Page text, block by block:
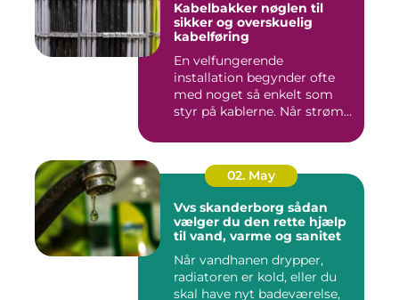
Kabelbakker nøglen til
sikker og overskuelig
kabelføring
En velfungerende
installation begynder ofte
med noget så enkelt som
styr på kablerne. Når strøm-,
02. May
Vvs skanderborg sådan
vælger du den rette hjælp
til vand, varme og sanitet
Når vandhanen drypper,
radiatoren er kold, eller du
skal have nyt badeværelse,